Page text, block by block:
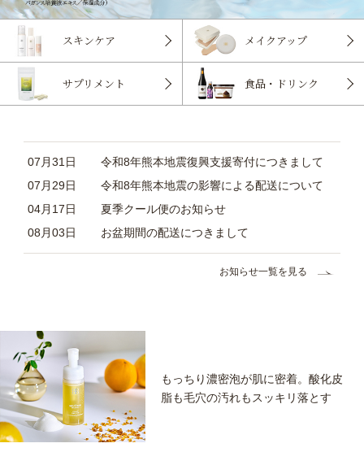
スキンケア メイクアップ
サプリメント 食品・ドリンク
07月31日
令和8年熊本地震復興支援寄付につきまして
07月29日
令和8年熊本地震の影響による配送について
04月17日
夏季クール便のお知らせ
08月03日
お盆期間の配送につきまして
お知らせ一覧を見る
もっちり濃密泡が肌に密着。酸化皮
脂も毛穴の汚れもスッキリ落とす